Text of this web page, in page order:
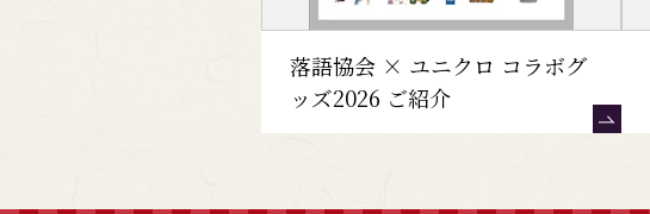
落語協会 × ユニクロ コラボグ
ッズ2026 ご紹介